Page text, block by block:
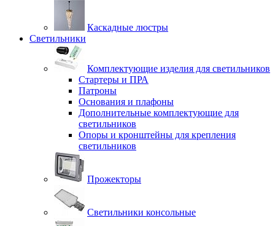
Каскадные люстры
Светильники
Комплектующие изделия для светильников
Стартеры и ПРА
Патроны
Основания и плафоны
Дополнительные комплектующие для
светильников
Опоры и кронштейны для крепления
светильников
Прожекторы
Светильники консольные